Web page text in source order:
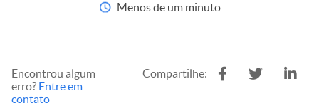
Menos de um minuto
Encontrou algum
erro? Entre em
contato
Compartilhe: